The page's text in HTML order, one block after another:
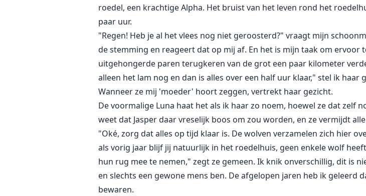
roedel, een krachtige Alpha. Het bruist van het leven rond het
paar uur.
"Regen! Heb je al het vlees nog niet geroosterd?" vraagt mijn
de stemming en reageert dat op mij af. En het is mijn taak om ervoor
uitgehongerde paren terugkeren van de grot een paar kilometer
alleen het lam nog en dan is alles over een half uur klaar," stel ik haar
Wanneer ze mij 'moeder' hoort zeggen, vertrekt haar gezicht.
De voormalige Luna haat het als ik haar zo noem, hoewel ze dat zelf
weet dat Jasper daar vreselijk boos om zou worden, en ze vermijdt
"Oké, zorg dat alles op tijd klaar is. De wolven verzamelen zich hier
als vorig jaar blijf jij natuurlijk in het roedelhuis, geen enkele wolf
hun rug mee te nemen," zegt ze gemeen. Ik knik onverschillig, dit is
en slechts een gewone mens ben. De afgelopen jaren heb ik geleerd
bewaren.